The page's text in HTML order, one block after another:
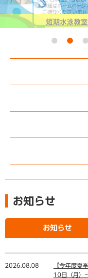
お知らせ
お知らせ
2026.08.08
【今年度夏
10日（月）